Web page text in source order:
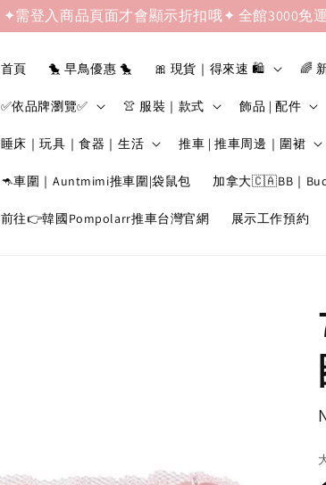
✦需登入商品頁面才會顯示折扣哦✦ 全館3000免
首頁 🐤 早鳥優惠 🐤 🎀 現貨｜得來速 🛍️ 🌈
✅依品牌瀏覽✅ 👚 服裝｜款式 飾品 | 配件
睡床｜玩具｜食器｜生活 推車 | 推車周邊｜圍裙
🦘車圍｜Auntmimi推車圍|袋鼠包 加拿大🇨🇦BB｜
前往👉韓國Pompolarr推車台灣官網 展示工作預約